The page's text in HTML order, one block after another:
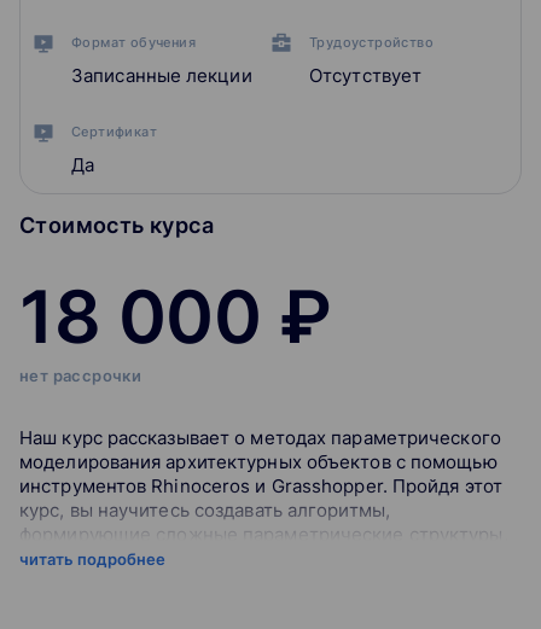
Формат обучения
Записанные лекции
Трудоустройство
Отсутствует
Сертификат
Да
Стоимость курса
18 000 ₽
нет рассрочки
Наш курс рассказывает о методах параметрического
моделирования архитектурных объектов с помощью
инструментов Rhinoceros и Grasshopper. Пройдя этот
курс, вы научитесь создавать алгоритмы,
формирующие сложные параметрические структуры,
поймёте логику моделирования и проектирования
читать подробнее